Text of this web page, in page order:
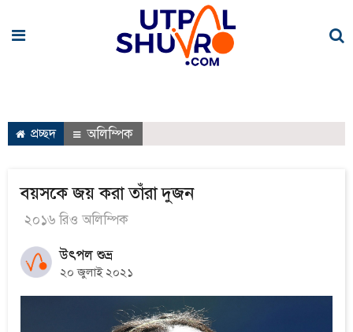
প্রচ্ছদ অলিম্পিক
বয়সকে জয় করা তাঁরা দুজন
২০১৬ রিও অলিম্পিক
উৎপল শুভ্র
২০ জুলাই ২০২১